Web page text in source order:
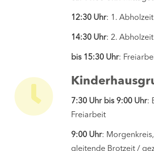
12:30 Uhr: 1. Abholzeit
14:30 Uhr: 2. Abholzeit
bis 15:30 Uhr:
7:30 Uhr bis 9:00 Uhr:
Freiarbeit
9:00 Uhr:
gleitende Brotzeit /